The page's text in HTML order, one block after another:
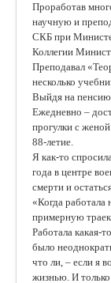
Проработав
научную и
СКБ при
Коллегии
Преподавал
несколько
Выйдя на
Ежедневно –
прогулки с
88-летие.
Я как-то
года в центре
смерти и
«Когда работала
примерную
Работала какая-
было
что ли, – если я
жизнью. И только